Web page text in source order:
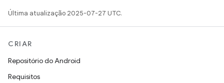
Última atualização 2025-07-27 UTC.
CRIAR
Repositório do Android
Requisitos